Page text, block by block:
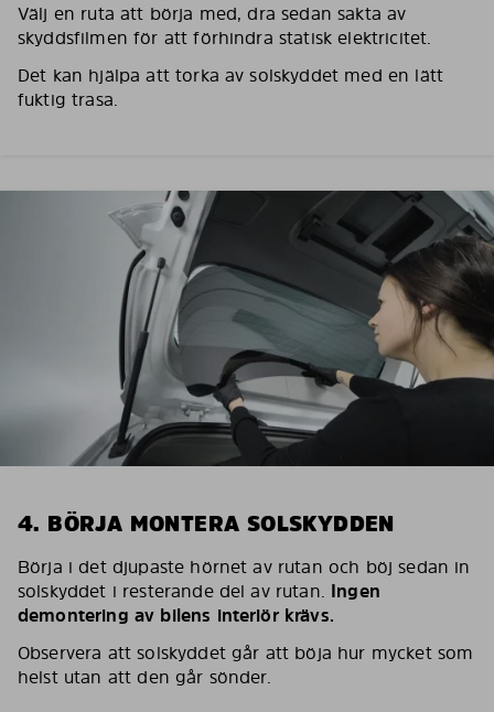
Välj en ruta att börja med, dra sedan sakta av
skyddsfilmen för att förhindra statisk elektricitet.
Det kan hjälpa att torka av solskyddet med en lätt
fuktig trasa.
4. BÖRJA MONTERA SOLSKYDDEN
Börja i det djupaste hörnet av rutan och böj sedan in
solskyddet i resterande del av rutan. Ingen
demontering av bilens interiör krävs.
Observera att solskyddet går att böja hur mycket som
helst utan att den går sönder.